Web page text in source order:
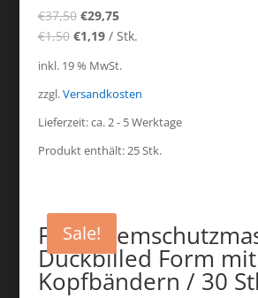
€37,50 €29,75
€1,50 €1,19/ Stk.
inkl. 19 % MwSt.
zzgl.Versandkosten
Lieferzeit:ca. 2 - 5 Werktage
Produkt enthält: 25Stk.
Sale!
FFP3
Duckbilled Form mit
Kopfbändern / 30